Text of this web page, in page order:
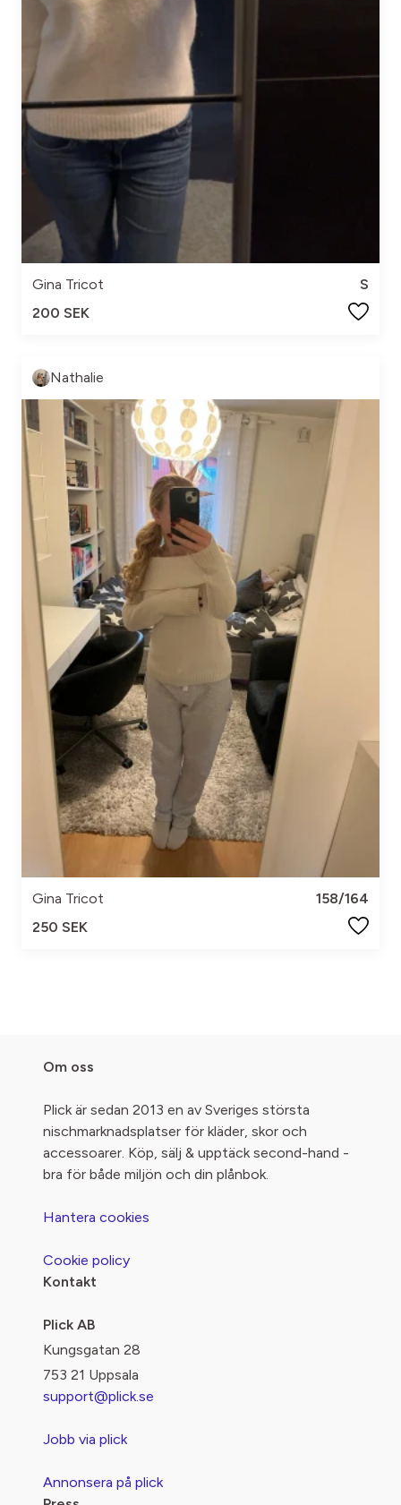
Gina Tricot
S
200 SEK
Nathalie
Gina Tricot
158/164
250 SEK
Om oss
Plick är sedan 2013 en av Sveriges största
nischmarknadsplatser för kläder, skor och
accessoarer. Köp, sälj & upptäck second-hand -
bra för både miljön och din plånbok.
Hantera cookies
Cookie policy
Kontakt
Plick AB
Kungsgatan 28
753 21 Uppsala
support@plick.se
Jobb via plick
Annonsera på plick